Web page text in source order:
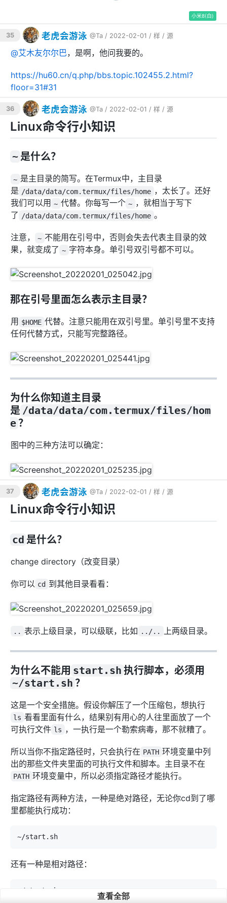
小米8(白)
35 老虎会游泳 @Ta / 2022-02-01 / 样 / 源
@艾木友尔尔巴，是啊，他问我要的。
https://hu60.cn/q.php/bbs.topic.102455.2.html?
floor=31#31
36 老虎会游泳 @Ta / 2022-02-01 / 样 / 源
Linux命令行小知识
~是什么？
~ 是主目录的简写。在Termux中，主目录
是 /data/data/com.termux/files/home ，太长了。还好
我们可以用 ~ 代替。你每写一个 ~ ，就相当于写下
了 /data/data/com.termux/files/home 。
注意， ~ 不能用在引号中，否则会失去代表主目录的效
果，就变成了 ~ 字符本身。单引号双引号都不可以。
那在引号里面怎么表示主目录？
用 $HOME 代替。注意只能用在双引号里。单引号里不支持
任何代替方式，只能写完整路径。
为什么你知道主目录
是 /data/data/com.termux/files/hom
e？
图中的三种方法可以确定：
37 老虎会游泳 @Ta / 2022-02-01 / 样 / 源
Linux命令行小知识
cd 是什么？
change directory（改变目录）
你可以 cd 到其他目录看看：
.. 表示上级目录，可以级联，比如 ../.. 上两级目录。
为什么不能用 start.sh 执行脚本，必须用
~/start.sh ？
这是一个安全措施。假设你解压了一个压缩包，想执行
ls 看看里面有什么，结果别有用心的人往里面放了一个
可执行文件 ls ，一执行是一个勒索病毒，那不就糟了。
所以当你不指定路径时，只会执行在 PATH 环境变量中列
出的那些文件夹里面的可执行文件和脚本。主目录不在
PATH 环境变量中，所以必须指定路径才能执行。
指定路径有两种方法，一种是绝对路径，无论你cd到了哪
里都能执行成功：
~/start.sh
还有一种是相对路径：
查看全部